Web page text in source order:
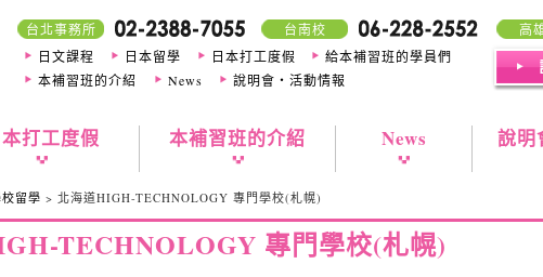
高
台南校
台北事務所
日文課程
日本留學 日本打工度假
給本補習班的學員們
本補習班的介紹
News 說明會・活動情報
打工度假 本補習班的介紹 News 說明
留學 > 北海道HIGH-TECHNOLOGY 專門學校(札幌)
TECHNOLOGY 專門學校(札幌)